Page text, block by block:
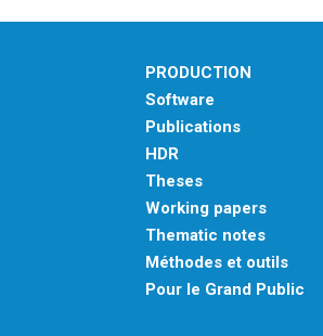
PRODUCTION
Software
Publications
HDR
Theses
Working papers
Thematic notes
Méthodes et outils
Pour le Grand Public